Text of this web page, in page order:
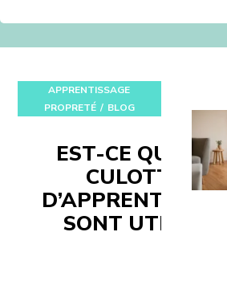
APPRENTISSAGE
PROPRETÉ
BLOG
EST-CE QUE LES
CULOTTES
D’APPRENTISSAGE
SONT UTILES ?